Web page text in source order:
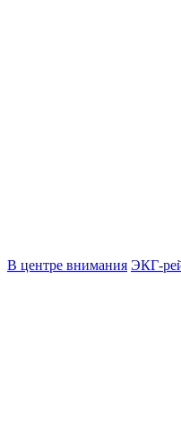
В центре внимания ЭКГ-